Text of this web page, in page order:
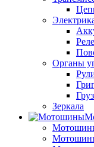
Реле
Органы
Зеркала